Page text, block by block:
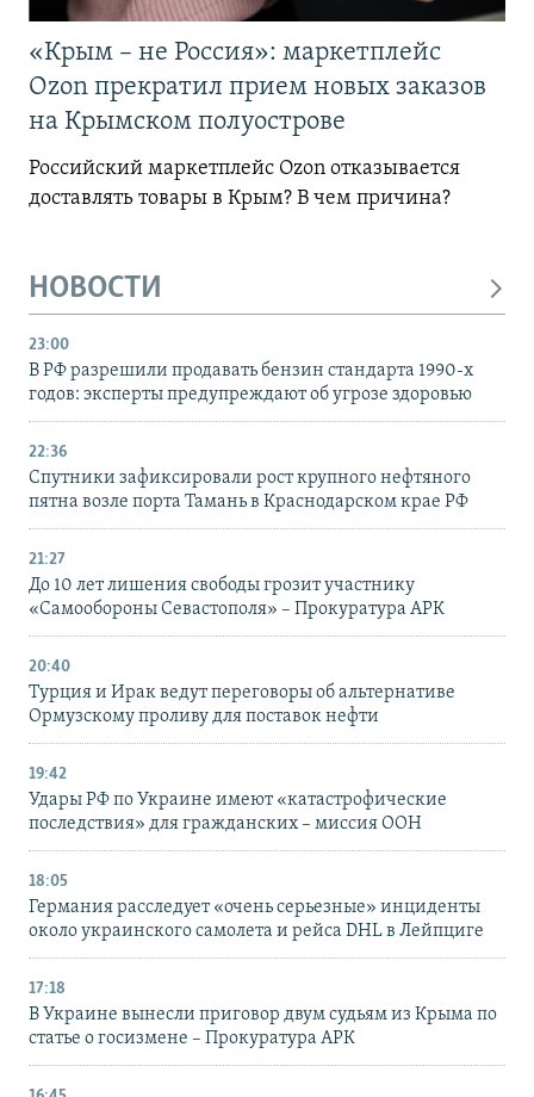
«Крым – не Россия»: маркетплейс
Ozon прекратил прием новых заказов
на Крымском полуострове
Российский маркетплейс Ozon отказывается
доставлять товары в Крым? В чем причина?
НОВОСТИ
23:00
В РФ разрешили продавать бензин стандарта 1990-х
годов: эксперты предупреждают об угрозе здоровью
22:36
Спутники зафиксировали рост крупного нефтяного
пятна возле порта Тамань в Краснодарском крае РФ
21:27
До 10 лет лишения свободы грозит участнику
«Самообороны Севастополя» – Прокуратура АРК
20:40
Турция и Ирак ведут переговоры об альтернативе
Ормузскому проливу для поставок нефти
19:42
Удары РФ по Украине имеют «катастрофические
последствия» для гражданских – миссия ООН
18:05
Германия расследует «очень серьезные» инциденты
около украинского самолета и рейса DHL в Лейпциге
17:18
В Украине вынесли приговор двум судьям из Крыма по
статье о госизмене – Прокуратура АРК